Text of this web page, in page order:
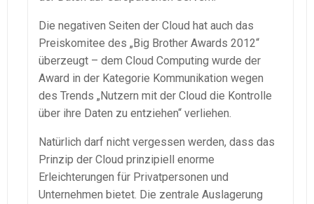
Die negativen Seiten der Cloud hat auch das
Preiskomitee des „Big Brother Awards 2012“
überzeugt – dem Cloud Computing wurde der
Award in der Kategorie Kommunikation wegen
des Trends „Nutzern mit der Cloud die Kontrolle
über ihre Daten zu entziehen“ verliehen.
Natürlich darf nicht vergessen werden, dass das
Prinzip der Cloud prinzipiell enorme
Erleichterungen für Privatpersonen und
Unternehmen bietet. Die zentrale Auslagerung